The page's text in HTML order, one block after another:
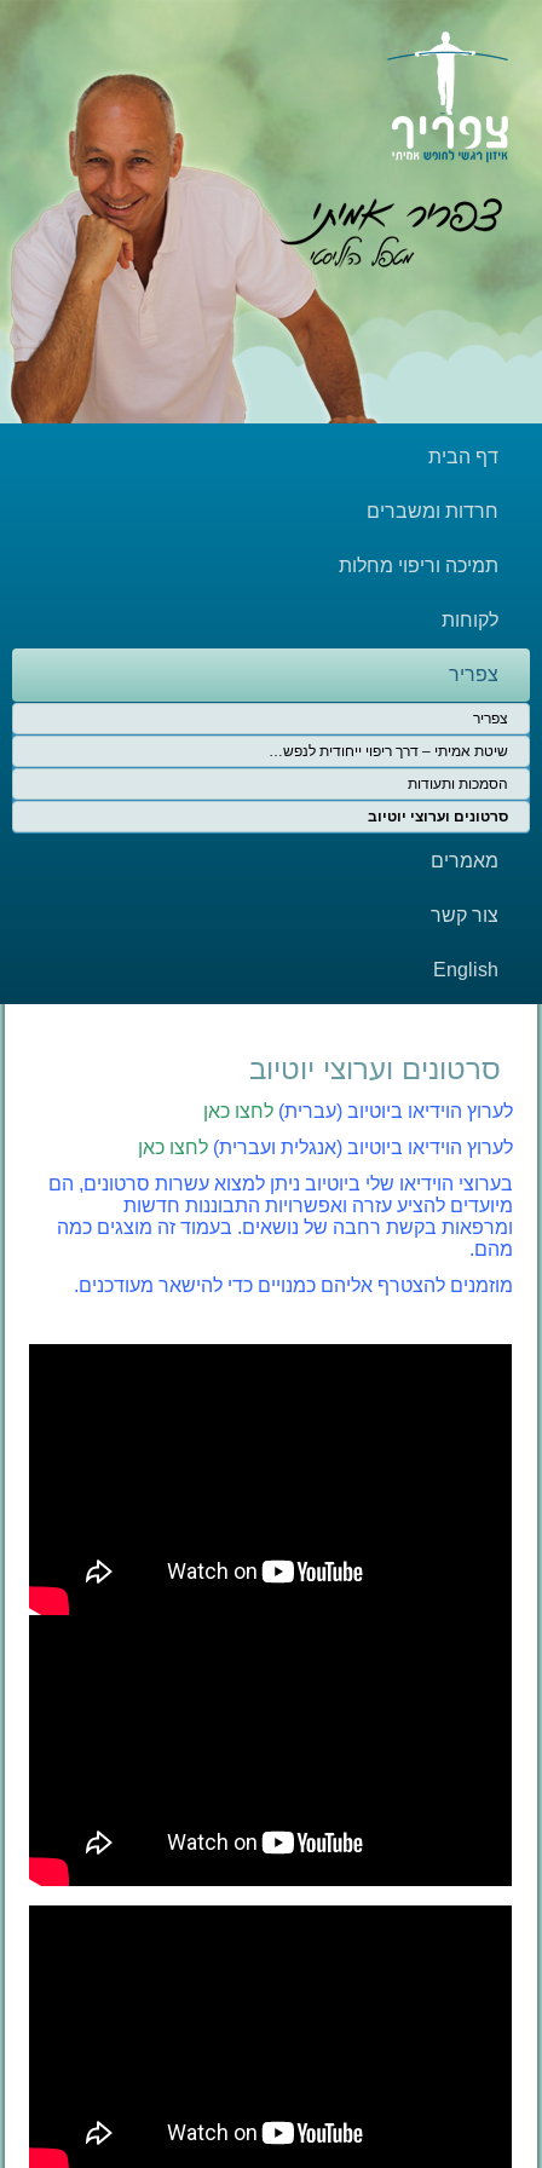
דף הבית
חרדות ומשברים
תמיכה וריפוי מחלות
לקוחות
צפריר
צפריר
שיטת אמיתי – דרך ריפוי ייחודית לנפש…
הסמכות ותעודות
סרטונים וערוצי יוטיוב
מאמרים
צור קשר
English
סרטונים וערוצי יוטיוב
לערוץ הוידיאו ביוטיוב (עברית)לחצו כאן
לערוץ הוידיאו ביוטיוב (אנגלית ועברית)לחצו כאן
בערוצי הוידיאו שלי ביוטיוב ניתן למצוא עשרות סרטונים, הם
מיועדים להציע עזרה ואפשרויות התבוננות חדשות
ומרפאות בקשת רחבה של נושאים. בעמוד זה מוצגים כמה
מהם.
מוזמנים להצטרף אליהם כמנויים כדי להישאר מעודכנים.